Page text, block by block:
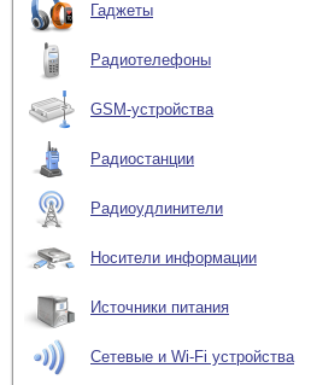
Гаджеты
Радиотелефоны
GSM-устройства
Радиостанции
Радиоудлинители
Носители информации
Источники питания
Сетевые и Wi-Fi устройства